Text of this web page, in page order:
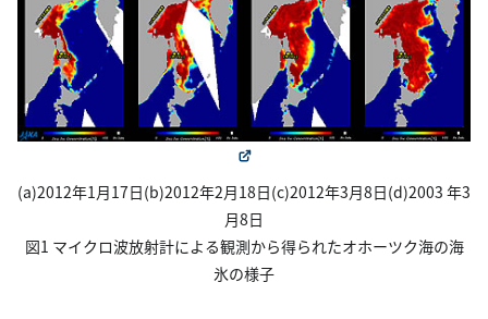
(a)2012年1月17日(b)2012年2月18日(c)2012年3月8日(d)2003 年3
月8日
図1 マイクロ波放射計による観測から得られたオホーツク海の海
氷の様子